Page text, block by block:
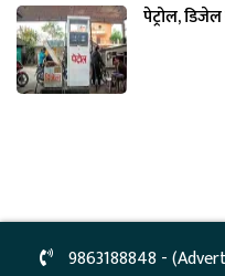
पेट्रोल,
9863188848 -